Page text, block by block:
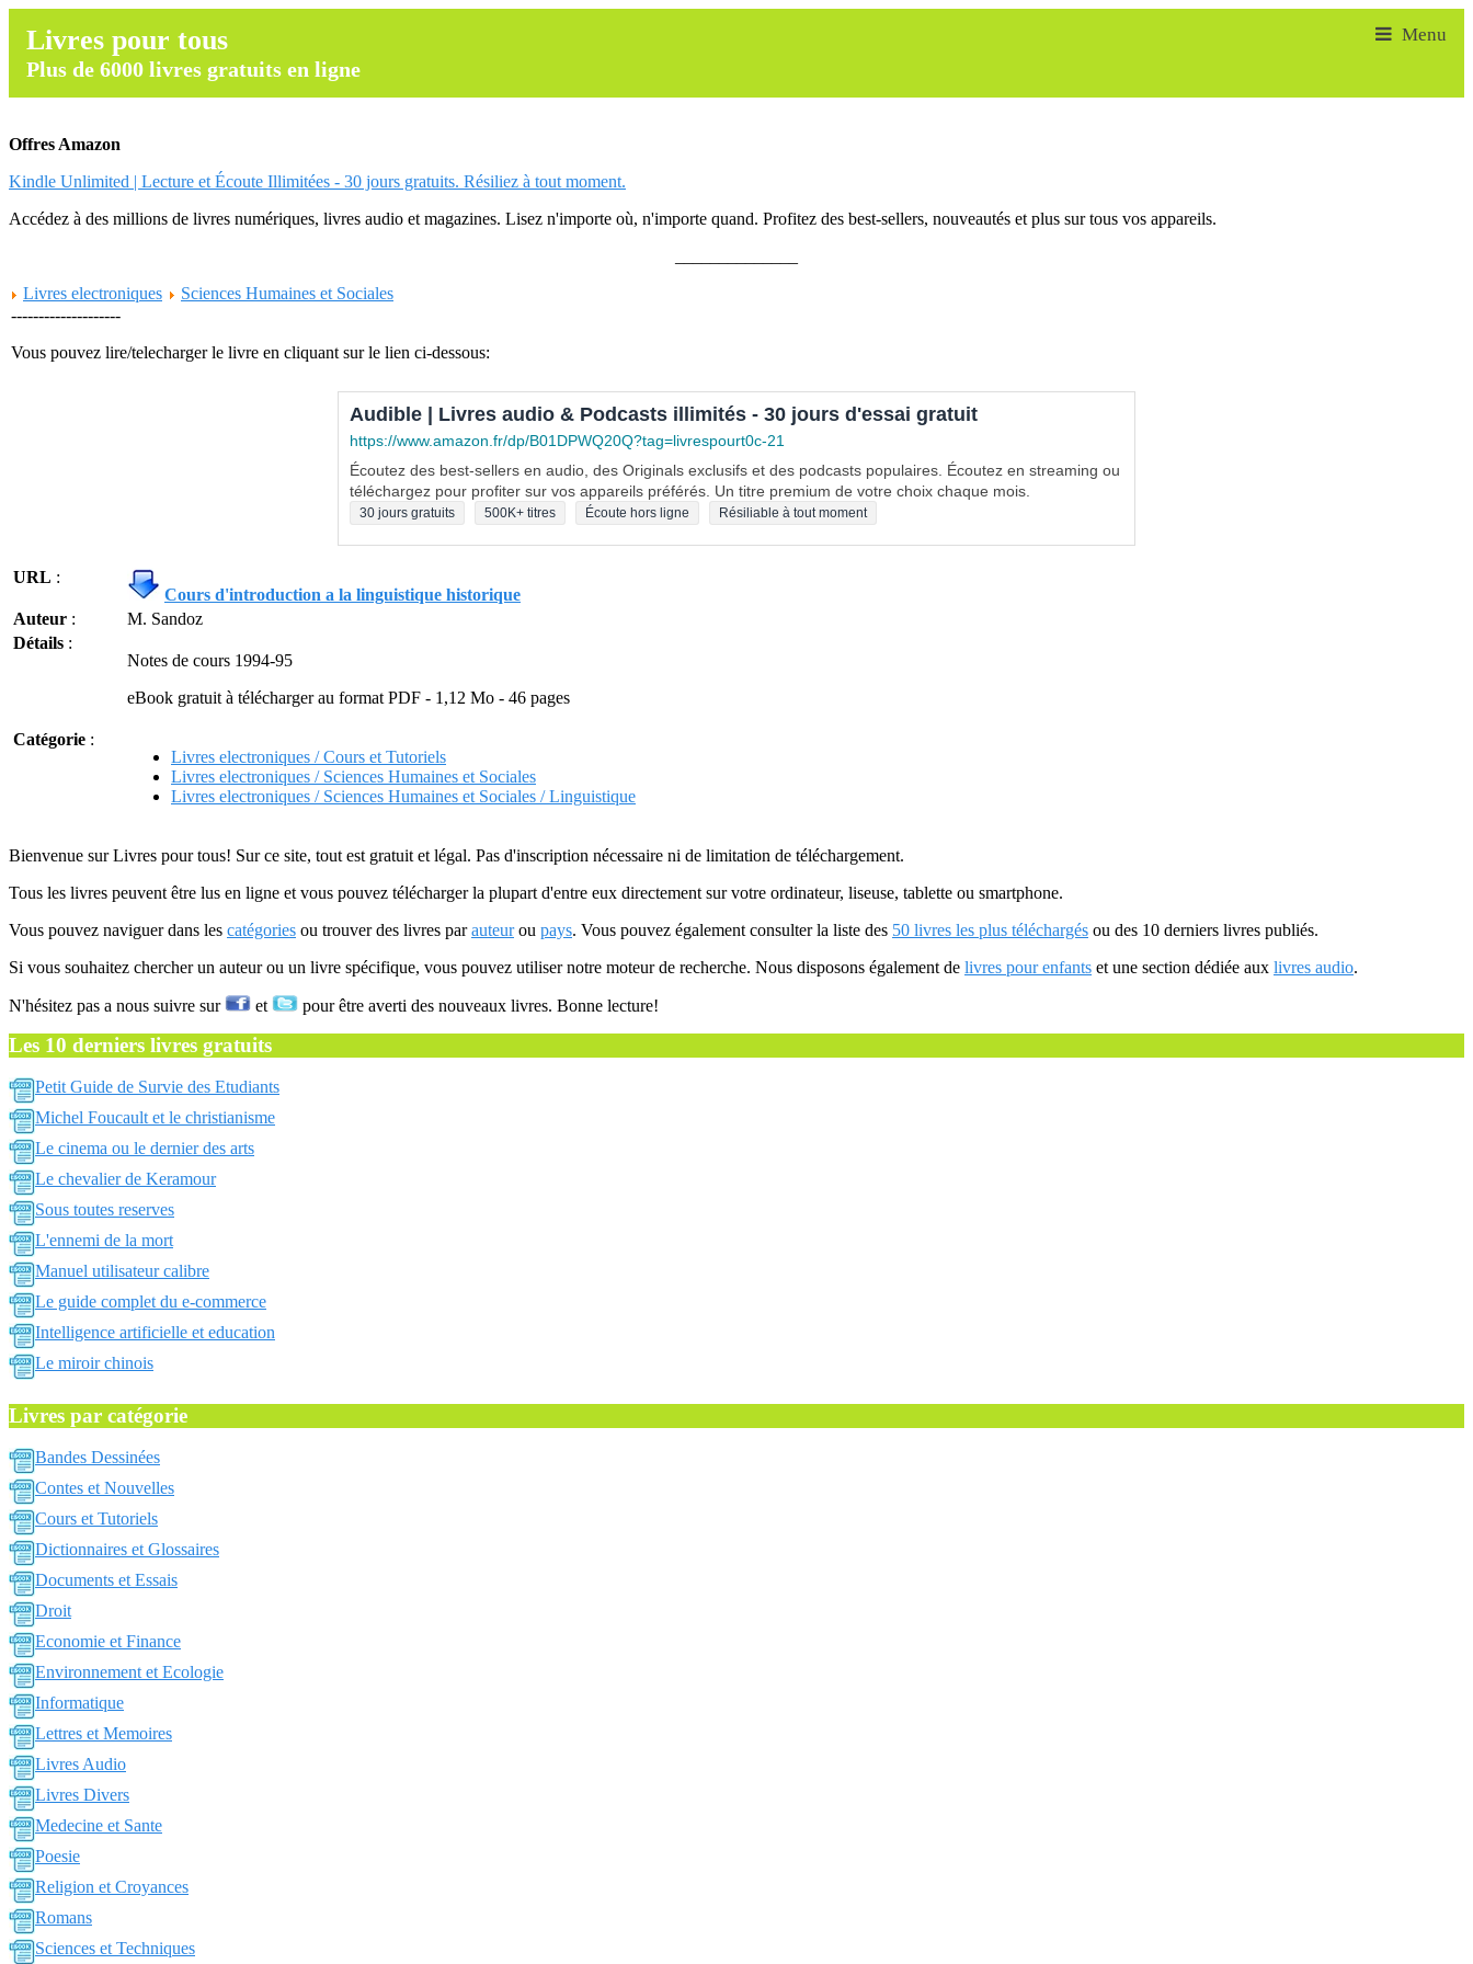
Livres pour tous
Plus de 6000 livres gratuits en ligne
Offres Amazon
Kindle Unlimited | Lecture et Écoute Illimitées - 30 jours gratuits. Résiliez à tout moment.
Accédez à des millions de livres numériques, livres audio et magazines. Lisez n'importe où, n'importe quand. Profitez des best-sellers, nouveautés et plus sur tous vos appareils.
Livres electroniques
Sciences Humaines et Sociales
--------------------
Vous pouvez lire/telecharger le livre en cliquant sur le lien ci-dessous:
Audible | Livres audio & Podcasts illimités - 30 jours d'essai gratuit
https://www.amazon.fr/dp/B01DPWQ20Q?tag=livrespourt0c-21
Écoutez des best-sellers en audio, des Originals exclusifs et des podcasts populaires. Écoutez en streaming ou
téléchargez pour profiter sur vos appareils préférés. Un titre premium de votre choix chaque mois.
30 jours gratuits 500K+ titres Écoute hors ligne Résiliable à tout moment
URL :
Cours d'introduction a la linguistique historique
Auteur :
M. Sandoz
Détails :
Notes de cours 1994-95
eBook gratuit à télécharger au format PDF - 1,12 Mo - 46 pages
Catégorie :
Livres electroniques / Cours et Tutoriels
Livres electroniques / Sciences Humaines et Sociales
Livres electroniques / Sciences Humaines et Sociales / Linguistique
Bienvenue sur Livres pour tous! Sur ce site, tout est gratuit et légal. Pas d'inscription nécessaire ni de limitation de téléchargement.
Tous les livres peuvent être lus en ligne et vous pouvez télécharger la plupart d'entre eux directement sur votre ordinateur, liseuse, tablette ou smartphone.
Vous pouvez naviguer dans les catégories ou trouver des livres parauteurou pays. Vous pouvez également consulter la liste des 50 livres les plus téléchargés ou des 10 derniers livres publiés.
Si vous souhaitez chercher un auteur ou un livre spécifique, vous pouvez utiliser notre moteur de recherche. Nous disposons également de livres pour enfants et une section dédiée aux livres audio.
N'hésitez pas a nous suivre sur et pour être averti des nouveaux livres. Bonne lecture!
Les 10 derniers livres gratuits
Petit Guide de Survie des Etudiants
Michel Foucault et le christianisme
Le cinema ou le dernier des arts
Le chevalier de Keramour
Sous toutes reserves
L'ennemi de la mort
Manuel utilisateur calibre
Le guide complet du e-commerce
Intelligence artificielle et education
Le miroir chinois
Livres par catégorie
Bandes Dessinées
Contes et Nouvelles
Cours et Tutoriels
Dictionnaires et Glossaires
Documents et Essais
Droit
Economie et Finance
Environnement et Ecologie
Informatique
Lettres et Memoires
Livres Audio
Livres Divers
Medecine et Sante
Poesie
Religion et Croyances
Romans
Sciences et Techniques